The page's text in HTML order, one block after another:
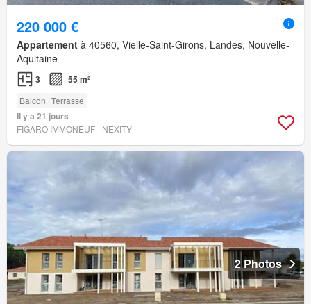
220 000 €
Appartement à 40560, Vielle-Saint-Girons, Landes, Nouvelle-
Aquitaine
3 55 m²
Balcon Terrasse
Il y a 21 jours
FIGARO IMMONEUF - NEXITY
2 Photos